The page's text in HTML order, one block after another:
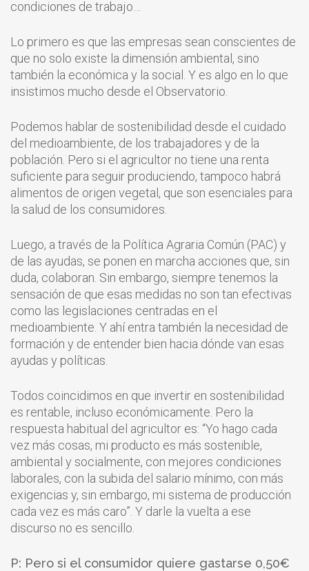
condiciones de trabajo…
Lo primero es que las empresas sean conscientes de
que no solo existe la dimensión ambiental, sino
también la económica y la social. Y es algo en lo que
insistimos mucho desde el Observatorio.
Podemos hablar de sostenibilidad desde el cuidado
del medioambiente, de los trabajadores y de la
población. Pero si el agricultor no tiene una renta
suficiente para seguir produciendo, tampoco habrá
alimentos de origen vegetal, que son esenciales para
la salud de los consumidores.
Luego, a través de la Política Agraria Común (PAC) y
de las ayudas, se ponen en marcha acciones que, sin
duda, colaboran. Sin embargo, siempre tenemos la
sensación de que esas medidas no son tan efectivas
como las legislaciones centradas en el
medioambiente. Y ahí entra también la necesidad de
formación y de entender bien hacia dónde van esas
ayudas y políticas.
Todos coincidimos en que invertir en sostenibilidad
es rentable, incluso económicamente. Pero la
respuesta habitual del agricultor es: “Yo hago cada
vez más cosas, mi producto es más sostenible,
ambiental y socialmente, con mejores condiciones
laborales, con la subida del salario mínimo, con más
exigencias y, sin embargo, mi sistema de producción
cada vez es más caro”. Y darle la vuelta a ese
discurso no es sencillo.
P: Pero si el consumidor quiere gastarse 0,50€